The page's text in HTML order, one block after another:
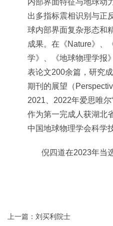
出多指标震相识别与正
球内部界面复杂形态和
成果。在《Nature》、
学》、《地球物理学报
表论文200余篇，研究
期刊的展望（
2021、2022年爱思唯尔
作为第一完成人获湖北
中国地球物理学会科学
倪四道在2023年当选
上一篇：刘买利院士